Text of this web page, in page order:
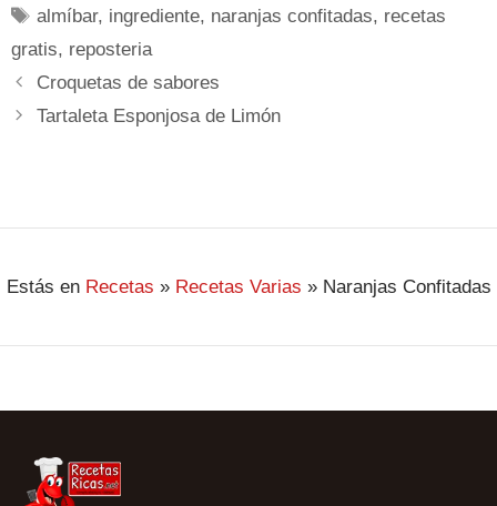
almíbar, ingrediente, naranjas confitadas, recetas
gratis, reposteria
Croquetas de sabores
Tartaleta Esponjosa de Limón
Estás en Recetas » Recetas Varias » Naranjas Confitadas